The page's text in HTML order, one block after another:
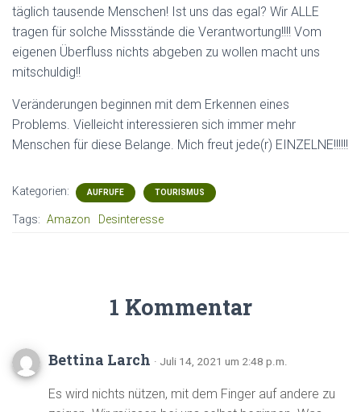
täglich tausende Menschen! Ist uns das egal? Wir ALLE
tragen für solche Missstände die Verantwortung!!!! Vom
eigenen Überfluss nichts abgeben zu wollen macht uns
mitschuldig!!
Veränderungen beginnen mit dem Erkennen eines
Problems. Vielleicht interessieren sich immer mehr
Menschen für diese Belange. Mich freut jede(r) EINZELNE!!!!!!
Kategorien: AUFRUFE TOURISMUS
Tags: Amazon Desinteresse
1 Kommentar
Bettina Larch · Juli 14, 2021 um 2:48 p.m.
Es wird nichts nützen, mit dem Finger auf andere zu